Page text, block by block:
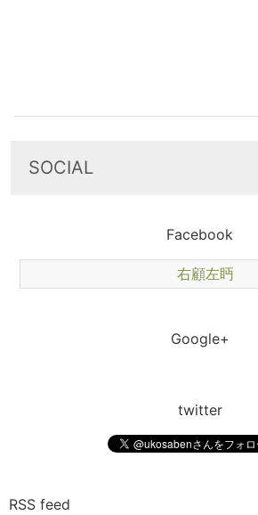
SOCIAL
Facebook
右顧左眄
Google+
twitter
RSS feed